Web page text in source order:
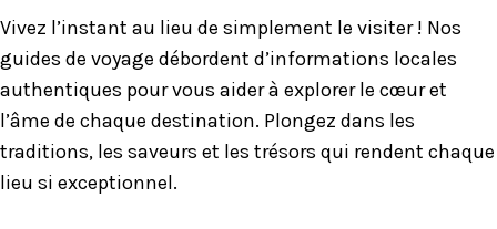
Vivez l’instant au lieu de simplement le visiter ! Nos
guides de voyage débordent d’informations locales
authentiques pour vous aider à explorer le cœur et
l’âme de chaque destination. Plongez dans les
traditions, les saveurs et les trésors qui rendent chaque
lieu si exceptionnel.